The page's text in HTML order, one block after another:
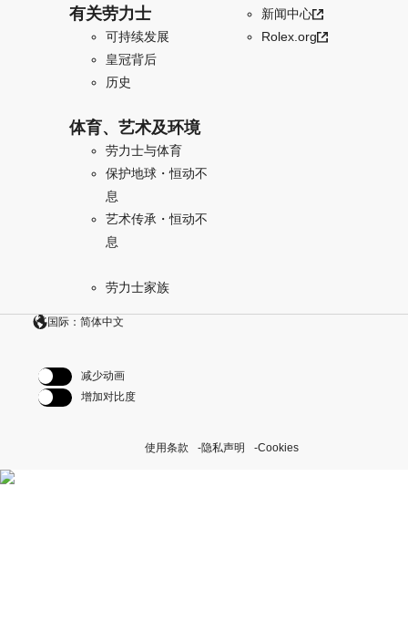
有关劳力士
可持续发展
皇冠背后
历史
体育、艺术及环境
劳力士与体育
保护地球・恒动不
息
艺术传承・恒动不
息
劳力士家族
新闻中心
Rolex.org
国际：简体中文
减少动画
增加对比度
使用条款 隐私声明 Cookies